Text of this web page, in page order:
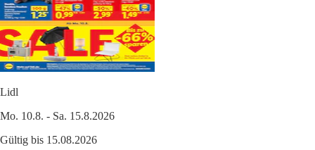
Lidl
Mo. 10.8. - Sa. 15.8.2026
Gültig bis 15.08.2026